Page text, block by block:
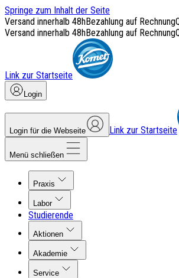
Springe zum Inhalt der Seite
Versand innerhalb 48hBezahlung auf Rechnung
Versand innerhalb 48hBezahlung auf Rechnung
Link zur Startseite
Login
Login für die Webseite Link zur Startseite
Menü schließen
Praxis
Labor
Studierende
Aktionen
Akademie
Service